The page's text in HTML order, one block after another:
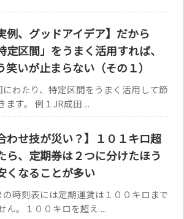
例、グッドアイデア】だから
定区間」をうまく活用すれば、
笑いが止まらない（その１）
にわたり、特定区間をうまく活用して節
す。 例１JR成田 ...
わせ技が災い？】１０１キロ超
ら、定期券は２つに分けたほう
くなることが多い
の時刻表には定期運賃は１００キロまで
ん。１００キロを超え ...